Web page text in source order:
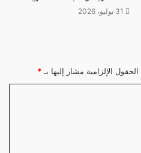
31 يوليو، 2026
الحقول الإلزامية مشار إليها بـ *